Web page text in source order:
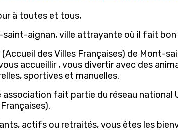
à toutes et tous,
saint-aignan, ville attrayante où il fait bon
(Accueil des Villes Françaises) de Mont-
accueillir , vous divertir avec des
sportives et manuelles.
association fait partie du réseau national
Françaises).
actifs ou retraités, vous êtes les